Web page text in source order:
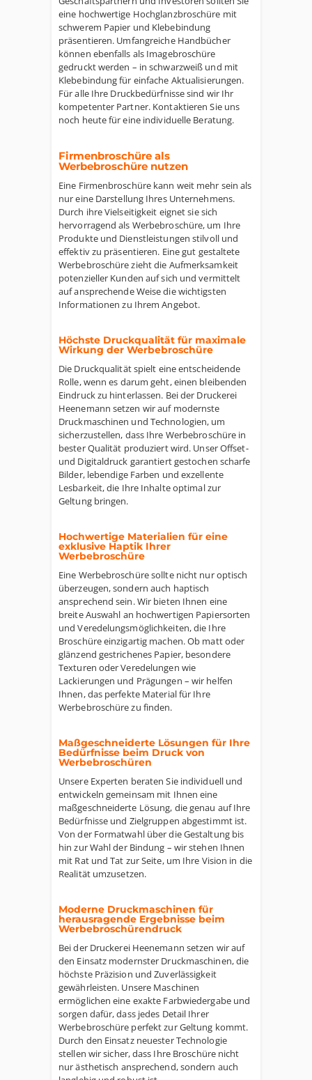
eine hochwertige Hochglanzbroschüre mit
schwerem Papier und Klebebindung
präsentieren. Umfangreiche Handbücher
können ebenfalls als Imagebroschüre
gedruckt werden – in schwarzweiß und mit
Klebebindung für einfache Aktualisierungen.
Für alle Ihre Druckbedürfnisse sind wir Ihr
kompetenter Partner. Kontaktieren Sie uns
noch heute für eine individuelle Beratung.
Firmenbroschüre als
Werbebroschüre nutzen
Eine Firmenbroschüre kann weit mehr sein als
nur eine Darstellung Ihres Unternehmens.
Durch ihre Vielseitigkeit eignet sie sich
hervorragend als Werbebroschüre, um Ihre
Produkte und Dienstleistungen stilvoll und
effektiv zu präsentieren. Eine gut gestaltete
Werbebroschüre zieht die Aufmerksamkeit
potenzieller Kunden auf sich und vermittelt
auf ansprechende Weise die wichtigsten
Informationen zu Ihrem Angebot.
Höchste Druckqualität für maximale
Wirkung der Werbebroschüre
Die Druckqualität spielt eine entscheidende
Rolle, wenn es darum geht, einen bleibenden
Eindruck zu hinterlassen. Bei der Druckerei
Heenemann setzen wir auf modernste
Druckmaschinen und Technologien, um
sicherzustellen, dass Ihre Werbebroschüre in
bester Qualität produziert wird. Unser Offset-
und Digitaldruck garantiert gestochen scharfe
Bilder, lebendige Farben und exzellente
Lesbarkeit, die Ihre Inhalte optimal zur
Geltung bringen.
Hochwertige Materialien für eine
exklusive Haptik Ihrer
Werbebroschüre
Eine Werbebroschüre sollte nicht nur optisch
überzeugen, sondern auch haptisch
ansprechend sein. Wir bieten Ihnen eine
breite Auswahl an hochwertigen Papiersorten
und Veredelungsmöglichkeiten, die Ihre
Broschüre einzigartig machen. Ob matt oder
glänzend gestrichenes Papier, besondere
Texturen oder Veredelungen wie
Lackierungen und Prägungen – wir helfen
Ihnen, das perfekte Material für Ihre
Werbebroschüre zu finden.
Maßgeschneiderte Lösungen für Ihre
Bedürfnisse beim Druck von
Werbebroschüren
Unsere Experten beraten Sie individuell und
entwickeln gemeinsam mit Ihnen eine
maßgeschneiderte Lösung, die genau auf Ihre
Bedürfnisse und Zielgruppen abgestimmt ist.
Von der Formatwahl über die Gestaltung bis
hin zur Wahl der Bindung – wir stehen Ihnen
mit Rat und Tat zur Seite, um Ihre Vision in die
Realität umzusetzen.
Moderne Druckmaschinen für
herausragende Ergebnisse beim
Werbebroschürendruck
Bei der Druckerei Heenemann setzen wir auf
den Einsatz modernster Druckmaschinen, die
höchste Präzision und Zuverlässigkeit
gewährleisten. Unsere Maschinen
ermöglichen eine exakte Farbwiedergabe und
sorgen dafür, dass jedes Detail Ihrer
Werbebroschüre perfekt zur Geltung kommt.
Durch den Einsatz neuester Technologie
stellen wir sicher, dass Ihre Broschüre nicht
nur ästhetisch ansprechend, sondern auch